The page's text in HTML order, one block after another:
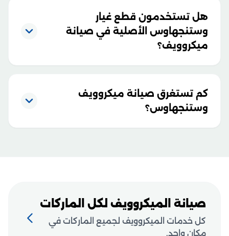
هل تستخدمون قطع غيار
وستنجهاوس الأصلية في صيانة
ميكروويف؟
كم تستغرق صيانة ميكروويف
وستنجهاوس؟
صيانة الميكروويف لكل الماركات
كل خدمات الميكروويف لجميع الماركات في
مكان واحد.